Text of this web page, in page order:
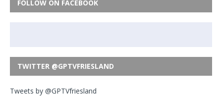
FOLLOW ON FACEBOOK
TWITTER @GPTVFRIESLAND
Tweets by @GPTVfriesland